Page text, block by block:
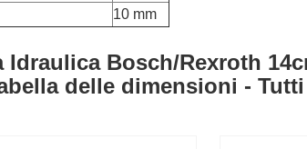
10 mm
Idraulica Bosch/Rexroth
delle dimensioni -